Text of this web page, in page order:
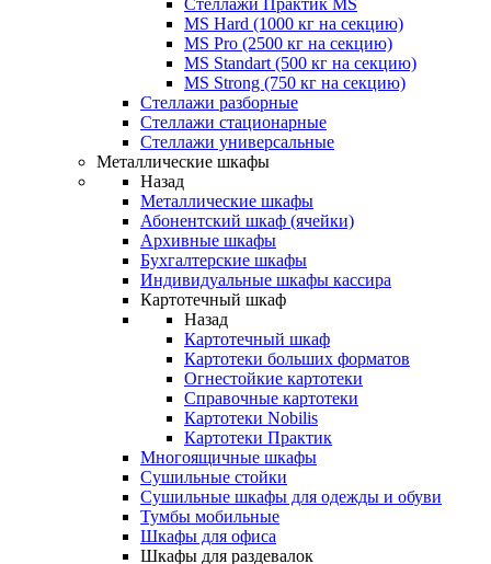
Стеллажи Практик MS
MS Hard (1000 кг на секцию)
MS Pro (2500 кг на секцию)
MS Standart (500 кг на секцию)
MS Strong (750 кг на секцию)
Стеллажи разборные
Стеллажи стационарные
Стеллажи универсальные
Металлические шкафы
Назад
Металлические шкафы
Абонентский шкаф (ячейки)
Архивные шкафы
Бухгалтерские шкафы
Индивидуальные шкафы кассира
Картотечный шкаф
Назад
Картотечный шкаф
Картотеки больших форматов
Огнестойкие картотеки
Справочные картотеки
Картотеки Nobilis
Картотеки Практик
Многоящичные шкафы
Сушильные стойки
Сушильные шкафы для одежды и обуви
Тумбы мобильные
Шкафы для офиса
Шкафы для раздевалок